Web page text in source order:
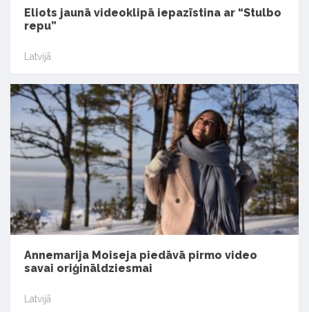
Eliots jaunā videoklipā iepazīstina ar “Stulbo
repu”
Latvijā
Annemarija Moiseja piedāvā pirmo video
savai oriģināldziesmai
Latvijā